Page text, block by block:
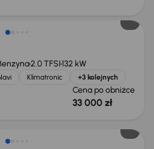
2.0 TFSI132 kW
Klimatronic +3 kolejnych
Cena po obniżce
33 000 zł